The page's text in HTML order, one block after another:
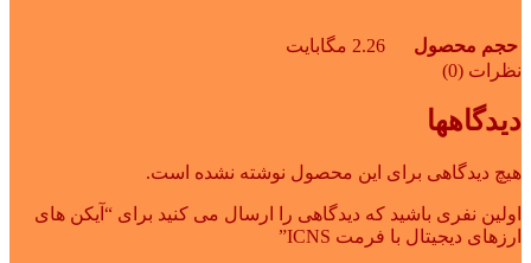
حجم محصول
2.26 مگابایت
نظرات (0)
دیدگاهها
هیچ دیدگاهی برای این محصول نوشته نشده است.
اولین نفری باشید که دیدگاهی را ارسال می کنید برای “آیکن های
ارزهای دیجیتال با فرمت ICNS”